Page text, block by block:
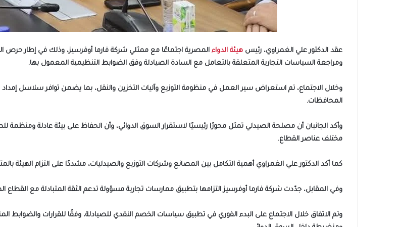
عقد الدكتور علي الغمراوي، رئيس هيئة الدواء المصرية اجتماعًا مع ممثلي شركة فارما أوفرسيز، وذلك في إطار حرص
ومراجعة السياسات التجارية المتعلقة بالتعامل مع السادة الصيادلة وفق الضوابط التنظيمية المعمول بها.
وخلال الاجتماع، تم استعراض سير العمل في منظومة التوزيع وآليات التخزين والنقل، بما يضمن توافر سلاسل
المحافظات.
وأكد الجانبان أن مصلحة الصيدلي تمثل محورًا رئيسيًا لاستقرار السوق الدوائي، وأن الحفاظ على بيئة عادلة
مختلف عناصر القطاع.
كما أكد الدكتور علي الغمراوي أهمية التكامل بين المصانع وشركات التوزيع والصيدليات، مشددًا على التزام الهيئة
وفي المقابل، جدّدت شركة فارما أوفرسيز التزامها بتطبيق ممارسات تجارية مسؤولة تدعم الثقة المتبادلة مع
وتم الاتفاق خلال الاجتماع على البدء الفوري في تطبيق سياسات الخصم النقدي للصيادلة، وفقًا للقرارات والضوابط